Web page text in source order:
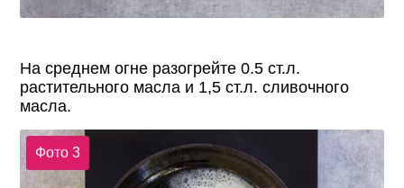
На среднем огне разогрейте 0.5 ст.л.
растительного масла и 1,5 ст.л. сливочного
масла.
Фото 3